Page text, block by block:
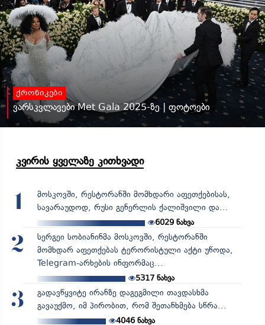
ქრონიკები
ვარსკვლავები Met Gala 2025-ზე | ფოტოები
კვირის ყველაზე კითხვადი
1
მოსკოვში, რესტორანში მომხდარი აფეთქებისას,
სავარაუდოდ, რუსი გენერლის ქალიშვილი და...
6029 ნახვა
2
სერგეი სობიანინმა მოსკოვში, რესტორანში
მომხდარ აფეთქებას ტერორისტული აქტი უწოდა,
Telegram-არხების ინფორმაც...
5317ნახვა
3
გადავწყვიტე ირანზე დაგეგმილი თავდასხმა
გავაუქმო, იმ პირობით, რომ შეთანხმება სწრა...
4046ნახვა